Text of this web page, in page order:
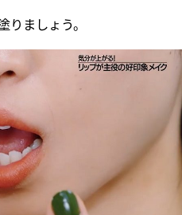
ましょう。